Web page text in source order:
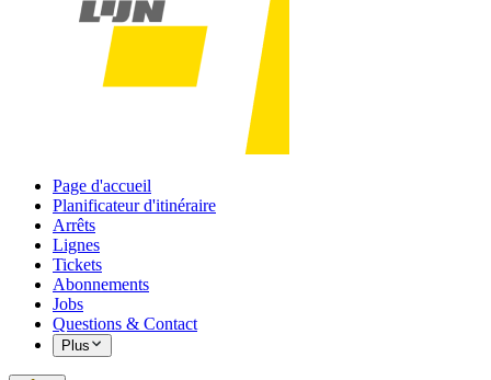
Page d'accueil
Planificateur d'itinéraire
Arrêts
Lignes
Tickets
Abonnements
Jobs
Questions & Contact
Plus